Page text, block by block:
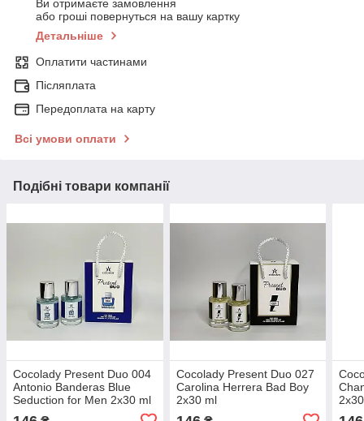
Ви отримаєте замовлення
або гроші повернуться на вашу картку
Детальніше
Оплатити частинами
Післяплата
Передоплата на карту
Всі умови оплати
Подібні товари компанії
Cocolady Present Duo 004
Antonio Banderas Blue
Seduction for Men 2x30 ml
Cocolady Present Duo 027
Carolina Herrera Bad Boy
2x30 ml